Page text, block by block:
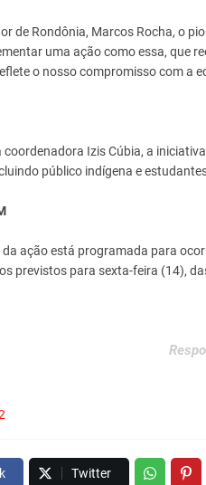
de Rondônia, Marcos Rocha, o
uma ação como essa, que
o nosso compromisso com a
coordenadora Izis Cúbia, a
público indígena e
ação está programada para
previstos para sexta-feira (14),
Twitter